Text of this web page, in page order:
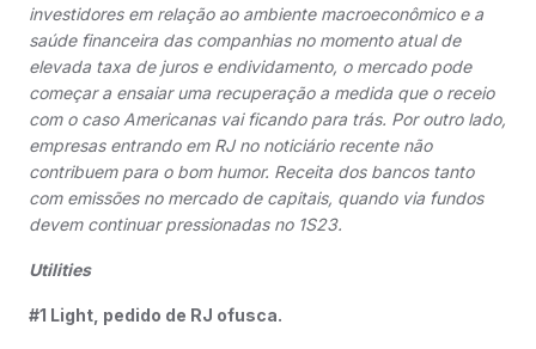
investidores em relação ao ambiente macroeconômico e a
saúde financeira das companhias no momento atual de
elevada taxa de juros e endividamento, o mercado pode
começar a ensaiar uma recuperação a medida que o receio
com o caso Americanas vai ficando para trás. Por outro lado,
empresas entrando em RJ no noticiário recente não
contribuem para o bom humor. Receita dos bancos tanto
com emissões no mercado de capitais, quando via fundos
devem continuar pressionadas no 1S23.
Utilities
#1 Light, pedido de RJ ofusca.